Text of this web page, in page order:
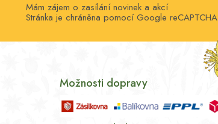
Mám zájem o zasílání novinek a akcí
Stránka je chráněna pomocí Google reCAPTCHA
Možnosti dopravy